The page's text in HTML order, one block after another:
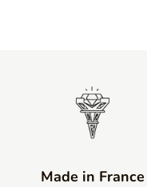
Made in France